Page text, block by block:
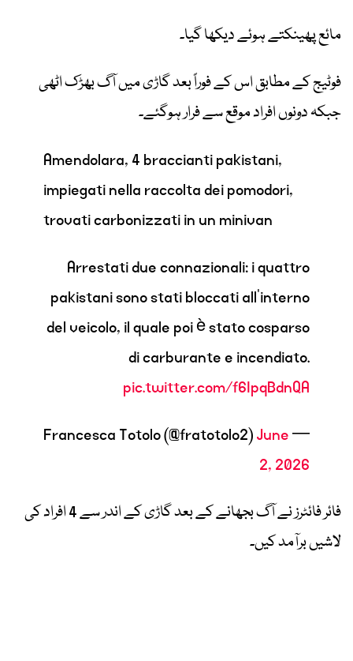
مائع پھینکتے ہوئے دیکھا گیا۔
فوٹیج کے مطابق اس کے فوراً بعد گاڑی میں آگ بھڑک اٹھی
جبکہ دونوں افراد موقع سے فرار ہوگئے۔
Amendolara, 4 braccianti pakistani,
impiegati nella raccolta dei pomodori,
trovati carbonizzati in un minivan
Arrestati due connazionali: i quattro
pakistani sono stati bloccati all’interno
del veicolo, il quale poi è stato cosparso
di carburante e incendiato.
pic.twitter.com/f6IpqBdnQA
— Francesca Totolo (@fratotolo2)
June
2, 2026
فائر فائٹرز نے آگ بجھانے کے بعد گاڑی کے اندر سے 4 افراد کی
لاشیں برآمد کیں۔